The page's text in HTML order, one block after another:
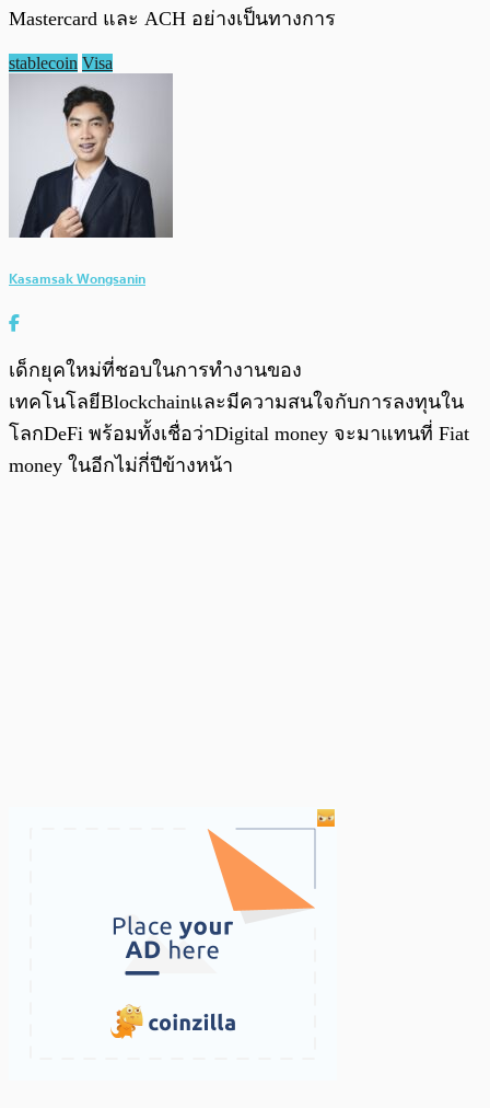
Mastercard และ ACH อย่างเป็นทางการ
stablecoin Visa
Kasamsak Wongsanin
เด็กยุคใหม่ที่ชอบในการทำงานของ
เทคโนโลยีBlockchainและมีความสนใจกับการลงทุนใน
โลกDeFi พร้อมทั้งเชื่อว่าDigital money จะมาแทนที่ Fiat
money ในอีกไม่กี่ปีข้างหน้า